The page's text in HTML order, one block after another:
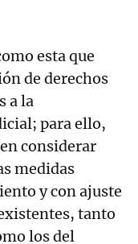
esta que
de derechos
a la
para ello,
considerar
medidas
y con ajuste
tanto
los del